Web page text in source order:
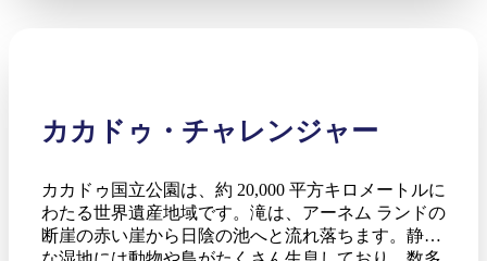
カカドゥ・チャレンジャー
カカドゥ国立公園は、約 20,000 平方キロメートルに
わたる世界遺産地域です。滝は、アーネム ランドの
断崖の赤い崖から日陰の池へと流れ落ちます。静か